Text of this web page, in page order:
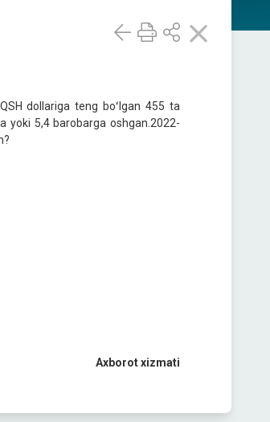
dollariga teng boʻlgan 455 ta
yoki 5,4 barobarga oshgan.2022-
Axborot xizmati